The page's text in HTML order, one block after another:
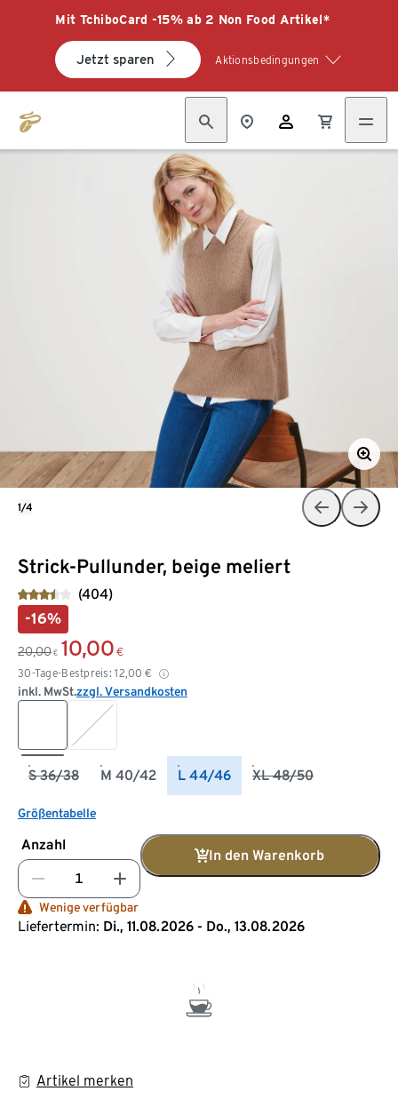
Mit TchiboCard -15% ab 2 Non Food Artikel*
Jetzt sparen Aktionsbedingungen
Strick-Pullunder, beige meliert
(404)
-16%
20,00 € 10,00 €
30-Tage-Bestpreis: 12,00 €
inkl. MwSt.zzgl. Versandkosten
S 36/38 M 40/42 L 44/46 XL 48/50
Größentabelle
Anzahl
In den Warenkorb
Wenige verfügbar
Liefertermin: Di., 11.08.2026 - Do., 13.08.2026
Artikel merken
1/4